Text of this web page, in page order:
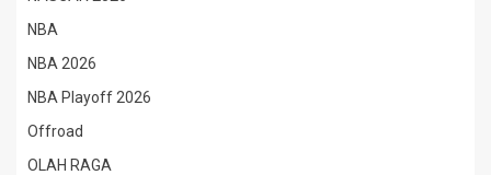
NBA
NBA 2026
NBA Playoff 2026
Offroad
OLAH RAGA